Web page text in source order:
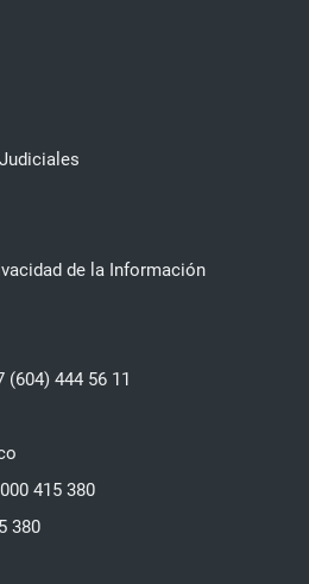
de la Información
444 56 11
415 380
380